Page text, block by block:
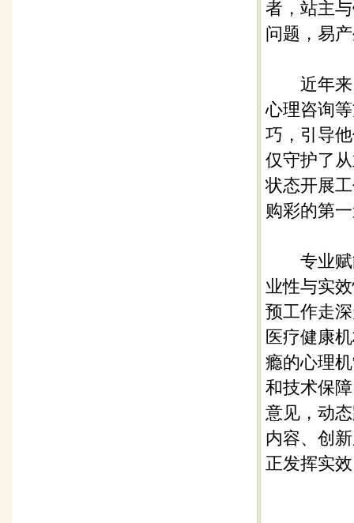
者，站主
问题，易
近年来，
心理咨询
巧，引导
仅守护了
状态开展
购彩的第
专业赋能
业性与实
预工作走
医疗健康
瘾的心理
和技术保
意见，动
内容、创
正发挥实